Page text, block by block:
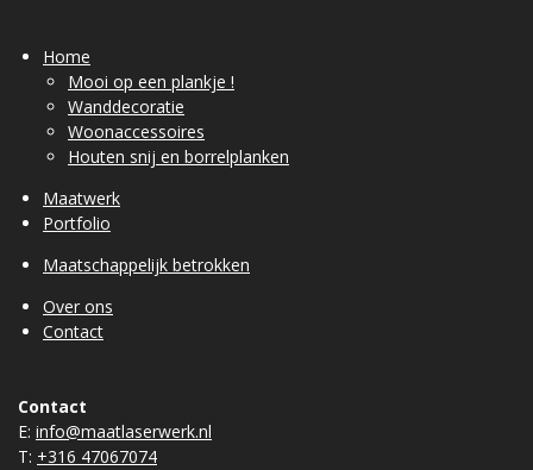
Home
Mooi op een plankje !
Wanddecoratie
Woonaccessoires
Houten snij en borrelplanken
Maatwerk
Portfolio
Maatschappelijk betrokken
Over ons
Contact
Contact
E: info@maatlaserwerk.nl
T: +316 47067074